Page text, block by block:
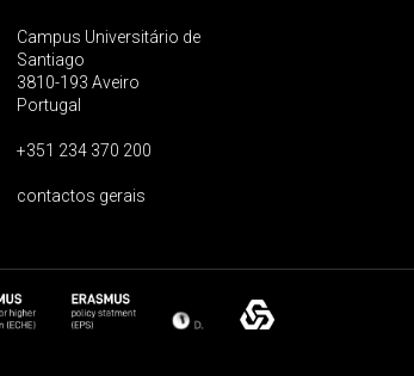
Campus Universitário de
Santiago
3810-193 Aveiro
Portugal
+351 234 370 200
contactos gerais